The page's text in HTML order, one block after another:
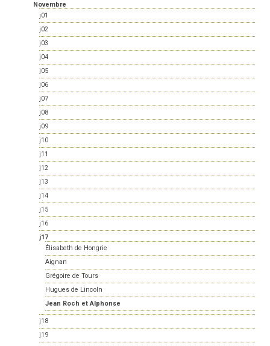
Novembre
j01
j02
j03
j04
j05
j06
j07
j08
j09
j10
j11
j12
j13
j14
j15
j16
j17
Élisabeth de Hongrie
Aignan
Grégoire de Tours
Hugues de Lincoln
Jean Roch et Alphonse
j18
j19